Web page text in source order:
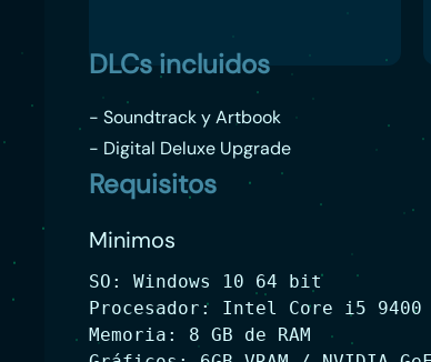
DLCs incluidos
- Soundtrack y Artbook
- Digital Deluxe Upgrade
Requisitos
Minimos
SO: Windows 10 64 bit
Procesador: Intel Core i5 9400 /
Memoria: 8 GB de RAM